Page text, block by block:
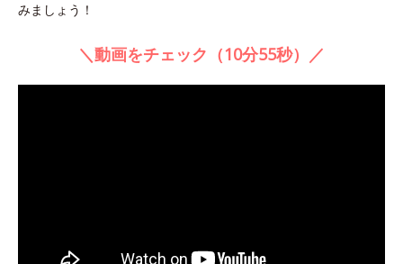
みましょう！
＼動画をチェック（10分55秒）／